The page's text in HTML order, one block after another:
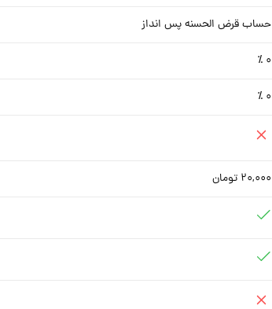
حساب قرض الحسنه پس انداز
0 ٪
0 ٪
20,000 تومان